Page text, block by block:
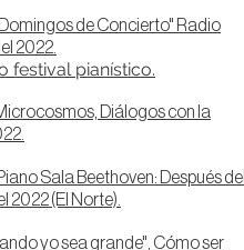
de Concierto" Radio
2022.
festival pianístico.
Diálogos con la
Sala Beethoven: Después del
2022 (El Norte).
yo sea grande", Cómo ser